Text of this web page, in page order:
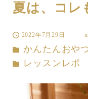
夏は、コ
投稿日
2022年7月29日
者
カテゴリー
かんたんおや
カテゴリー
レッスンレポ